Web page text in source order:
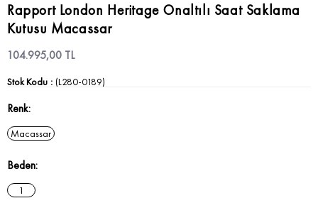
Rapport London Heritage Onaltılı Saat Saklama
Kutusu Macassar
104.995,00 TL
Stok Kodu (L280-0189)
Renk
Macassar
Beden
1